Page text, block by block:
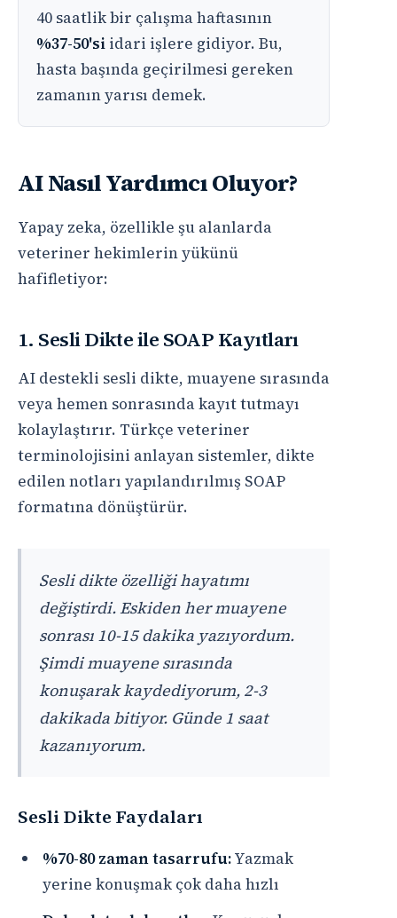
40 saatlik bir çalışma haftasının
%37-50'si idari işlere gidiyor. Bu,
hasta başında geçirilmesi gereken
zamanın yarısı demek.
AI Nasıl Yardımcı Oluyor?
Yapay zeka, özellikle şu alanlarda
veteriner hekimlerin yükünü
hafifletiyor:
1. Sesli Dikte ile SOAP Kayıtları
AI destekli sesli dikte, muayene sırasında
veya hemen sonrasında kayıt tutmayı
kolaylaştırır. Türkçe veteriner
terminolojisini anlayan sistemler, dikte
edilen notları yapılandırılmış SOAP
formatına dönüştürür.
Sesli dikte özelliği hayatımı
değiştirdi. Eskiden her muayene
sonrası 10-15 dakika yazıyordum.
Şimdi muayene sırasında
konuşarak kaydediyorum, 2-3
dakikada bitiyor. Günde 1 saat
kazanıyorum.
Sesli Dikte Faydaları
%70-80 zaman tasarrufu:Yazmak
yerine konuşmak çok daha hızlı